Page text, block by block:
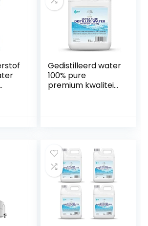
Gedistilleerd water
100% pure
premium kwaliteit